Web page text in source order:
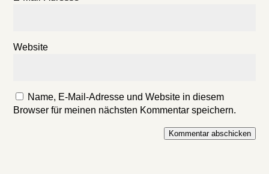
Website
Name, E-Mail-Adresse und Website in diesem
Browser für meinen nächsten Kommentar speichern.
Kommentar abschicken